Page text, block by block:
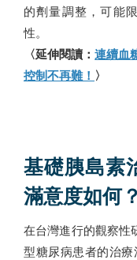
的劑量調整，可能
性。
〈延伸閱讀：連續血
控制不再難！ 〉
基礎胰島素
滿意度如何？
在台灣進行的觀察性
型糖尿病患者的治